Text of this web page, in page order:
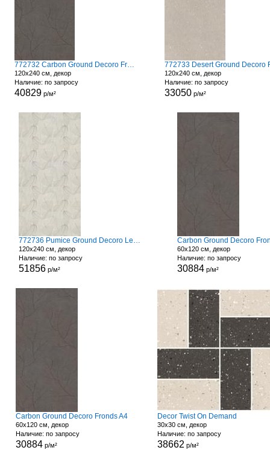
772732 Carbon Ground Decoro Fronds A
120x240 см, декор
Наличие: по запросу
40829р/м²
120x240 см, декор
Наличие: по запросу
33050р/м²
772736 Pumice Ground Decoro Leaves
120x240 см, декор
Наличие: по запросу
51856р/м²
Carbon Ground Decoro
60x120 см, декор
Наличие: по запросу
30884 р/м²
Carbon Ground Decoro Fronds A4
60x120 см, декор
Наличие: по запросу
30884 р/м²
Decor Twist On Demand
30x30 см, декор
Наличие: по запросу
38662 р/м²